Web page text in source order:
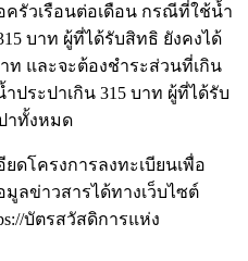
ครัวเรือนต่อเดือน กรณีที่ใช้น้ำ
บาท ผู้ที่ได้รับสิทธิ ยังคงได้
ท และจะต้องชำระส่วนที่เกิน
ประปาเกิน 315 บาท ผู้ที่ได้รับ
าทั้งหมด
ดโครงการลงทะเบียนเพื่อ
มูลข่าวสารได้ทางเว็บไซต์
บัตรสวัสดิการแห่ง